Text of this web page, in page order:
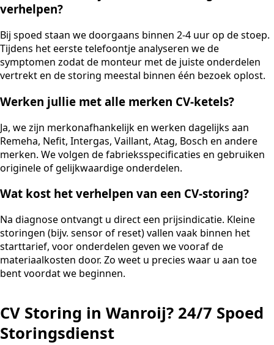
verhelpen?
Bij spoed staan we doorgaans binnen 2-4 uur op de stoep.
Tijdens het eerste telefoontje analyseren we de
symptomen zodat de monteur met de juiste onderdelen
vertrekt en de storing meestal binnen één bezoek oplost.
Werken jullie met alle merken CV-ketels?
Ja, we zijn merkonafhankelijk en werken dagelijks aan
Remeha, Nefit, Intergas, Vaillant, Atag, Bosch en andere
merken. We volgen de fabrieksspecificaties en gebruiken
originele of gelijkwaardige onderdelen.
Wat kost het verhelpen van een CV-storing?
Na diagnose ontvangt u direct een prijsindicatie. Kleine
storingen (bijv. sensor of reset) vallen vaak binnen het
starttarief, voor onderdelen geven we vooraf de
materiaalkosten door. Zo weet u precies waar u aan toe
bent voordat we beginnen.
CV Storing in Wanroij? 24/7 Spoed
Storingsdienst